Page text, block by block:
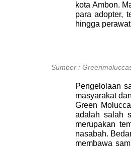
kota Ambon.
para adopter,
hingga
Sumber :
Pengelolaan
masyarakat
Green
adalah salah
merupakan
nasabah.
membawa